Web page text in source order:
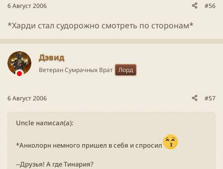
6 Август 2006 #56
*Харди стал судорожно смотреть по сторонам*
Дэвид
Ветеран Сумрачных Врат Лорд
6 Август 2006 #57
Uncle написал(а):
*Анколорн немного пришел в себя и спросил
--Друзья! А где Тинария?